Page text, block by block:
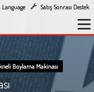
Language Satış Sonrası Destek
Boylama Makinası